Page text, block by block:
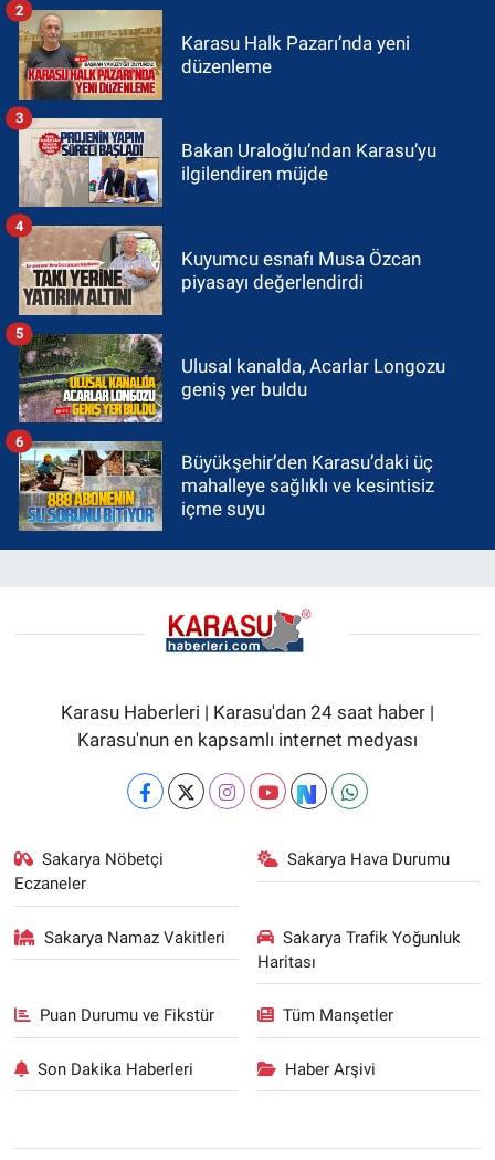
Karasu Halk Pazarı’nda yeni
düzenleme
2
Bakan Uraloğlu’ndan Karasu’yu
ilgilendiren müjde
3
Kuyumcu esnafı Musa Özcan
piyasayı değerlendirdi
4
Ulusal kanalda, Acarlar Longozu
geniş yer buldu
5
Büyükşehir’den Karasu’daki üç
mahalleye sağlıklı ve kesintisiz
içme suyu
6
Karasu Haberleri | Karasu'dan 24 saat haber |
Karasu'nun en kapsamlı internet medyası
Sakarya Nöbetçi
Eczaneler
Sakarya Hava Durumu
Sakarya Namaz Vakitleri
Sakarya Trafik Yoğunluk
Haritası
Puan Durumu ve Fikstür Tüm Manşetler
Son Dakika Haberleri Haber Arşivi